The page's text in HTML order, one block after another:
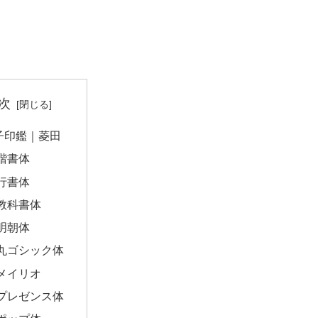
印鑑｜菱田
書体
書体
科書体
朝体
ゴシック体
イリオ
レゼンス体